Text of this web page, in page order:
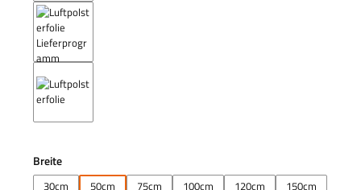
Breiteauswählen
30cm 50cm 75cm 100cm 120cm 150cm